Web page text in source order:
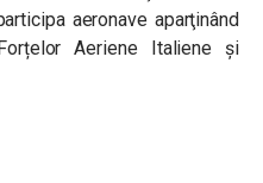
aeronave aparţinând
Aeriene Italiene și